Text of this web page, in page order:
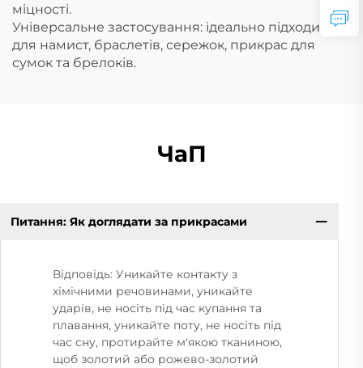
міцності.
Універсальне застосування: ідеально підходить
для намист, браслетів, сережок, прикрас для
сумок та брелоків.
ЧаП
Питання: Як доглядати за прикрасами
Відповідь: Уникайте контакту з
хімічними речовинами, уникайте
ударів, не носіть під час купання та
плавання, уникайте поту, не носіть під
час сну, протирайте м'якою тканиною,
щоб золотий або рожево-золотий